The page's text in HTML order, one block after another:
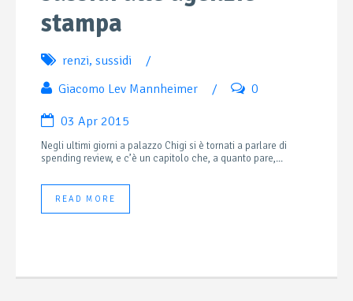
stampa
renzi, sussidi
/
Giacomo Lev Mannheimer
/ 0
03 Apr 2015
Negli ultimi giorni a palazzo Chigi si è tornati a parlare di
spending review, e c’è un capitolo che, a quanto pare,...
READ MORE